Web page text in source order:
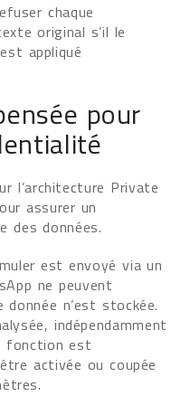
chaque
original s’il le
appliqué
pour
l’architecture Private
assurer un
des données.
est envoyé via un
ne peuvent
n’est stockée.
indépendamment
fonction est
activée ou coupée